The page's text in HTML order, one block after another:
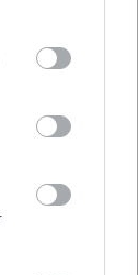
szolgálnak,
Légy
egy kis
kérdéseket,